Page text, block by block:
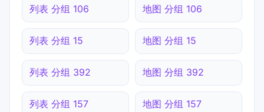
列表 分组 106 地图 分组 106
列表 分组 15 地图 分组 15
列表 分组 392 地图 分组 392
列表 分组 157 地图 分组 157